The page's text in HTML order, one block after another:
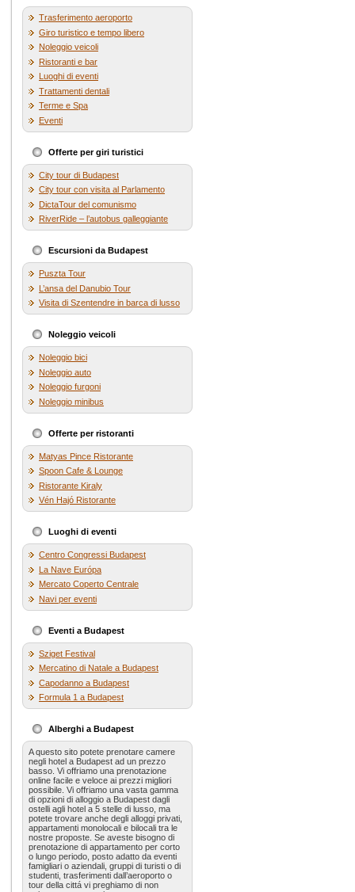
Trasferimento aeroporto
Giro turistico e tempo libero
Noleggio veicoli
Ristoranti e bar
Luoghi di eventi
Trattamenti dentali
Terme e Spa
Eventi
Offerte per giri turistici
City tour di Budapest
City tour con visita al Parlamento
DictaTour del comunismo
RiverRide – l’autobus galleggiante
Escursioni da Budapest
Puszta Tour
L’ansa del Danubio Tour
Visita di Szentendre in barca di lusso
Noleggio veicoli
Noleggio bici
Noleggio auto
Noleggio furgoni
Noleggio minibus
Offerte per ristoranti
Matyas Pince Ristorante
Spoon Cafe & Lounge
Ristorante Kiraly
Vén Hajó Ristorante
Luoghi di eventi
Centro Congressi Budapest
La Nave Európa
Mercato Coperto Centrale
Navi per eventi
Eventi a Budapest
Sziget Festival
Mercatino di Natale a Budapest
Capodanno a Budapest
Formula 1 a Budapest
Alberghi a Budapest
A questo sito potete prenotare camere
negli hotel a Budapest ad un prezzo
basso. Vi offriamo una prenotazione
online facile e veloce ai prezzi migliori
possibile. Vi offriamo una vasta gamma
di opzioni di alloggio a Budapest dagli
ostelli agli hotel a 5 stelle di lusso, ma
potete trovare anche degli alloggi privati,
appartamenti monolocali e bilocali tra le
nostre proposte. Se aveste bisogno di
prenotazione di appartamento per corto
o lungo periodo, posto adatto da eventi
famigliari o aziendali, gruppi di turisti o di
studenti, trasferimenti dall’aeroporto o
tour della cittá vi preghiamo di non